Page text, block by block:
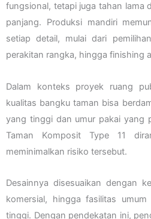
fungsional, tetapi juga tahan lama
panjang. Produksi mandiri
setiap detail, mulai dari
perakitan rangka, hingga finishing
Dalam konteks proyek ruang
kualitas bangku taman bisa
yang tinggi dan umur pakai yang
Taman Komposit Type 11
meminimalkan risiko tersebut.
Desainnya disesuaikan dengan
komersial, hingga fasilitas
tinggi. Dengan pendekatan ini,